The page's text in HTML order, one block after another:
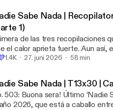
esperanza”; cuando Silver
en los aviones es
no ha invitado aún a Andreu
Sabe Nada |
1)
de las tres recopilaciones
el calor aprieta fuerte. Aun así,
y nos tomaremos unas
a los momentos
1.4K 27. juni 2026 58 min
Sabe Nada | T13x30 |
503: Buona sera! Último
2026, que está a caballo